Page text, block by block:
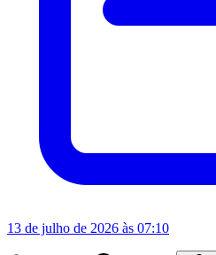
13 de julho de 2026 às 07:10